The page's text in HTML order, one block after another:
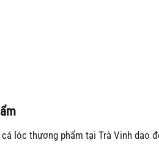
lóc thương phẩm tại Trà Vinh dao